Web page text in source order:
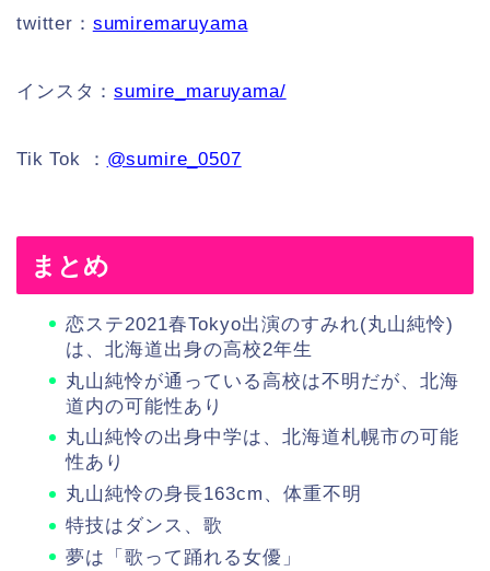
twitter： sumiremaruyama
インスタ：sumire_maruyama/
Tik Tok ： @sumire_0507
まとめ
恋ステ2021春Tokyo出演のすみれ(丸山純怜)
は、北海道出身の高校2年生
丸山純怜が通っている高校は不明だが、北海
道内の可能性あり
丸山純怜の出身中学は、北海道札幌市の可能
性あり
丸山純怜の身長163cm、体重不明
特技はダンス、歌
夢は「歌って踊れる女優」